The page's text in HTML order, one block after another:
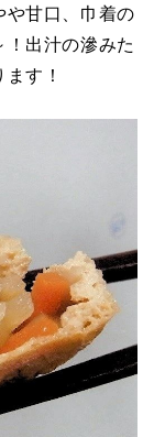
甘口、巾着の
出汁の滲みた
す！